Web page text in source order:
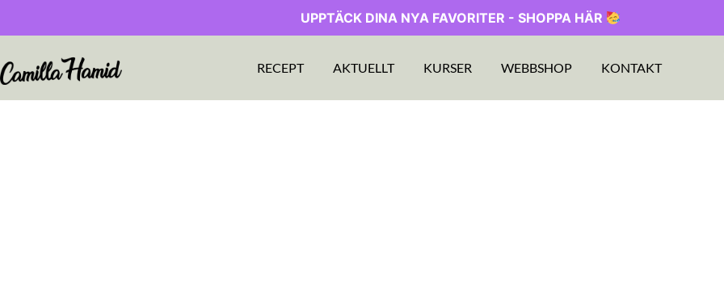
UPPTÄCK DINA NYA FAVORITER - SHOPPA HÄR
RECEPT AKTUELLT KURSER WEBBSHOP KONTAKT